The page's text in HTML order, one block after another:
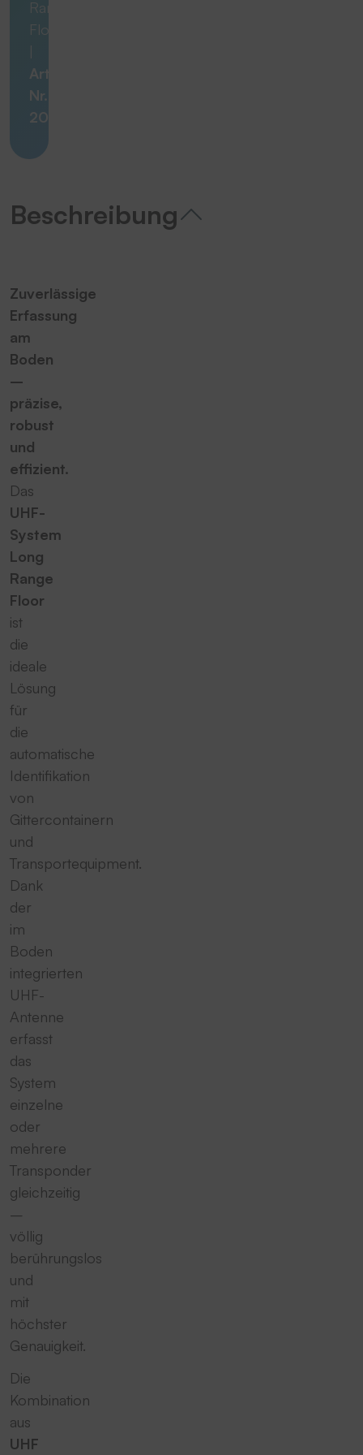
Range
Floor
|
Artikel-
Nr.
20890
Beschreibung
Zuverlässige
Erfassung
am
Boden
–
präzise,
robust
und
effizient.
Das
UHF-
System
Long
Range
Floor
ist
die
ideale
Lösung
für
die
automatische
Identifikation
von
Gittercontainern
und
Transportequipment.
Dank
der
im
Boden
integrierten
UHF-
Antenne
erfasst
das
System
einzelne
oder
mehrere
Transponder
gleichzeitig
–
völlig
berührungslos
und
mit
höchster
Genauigkeit.
Die
Kombination
aus
UHF